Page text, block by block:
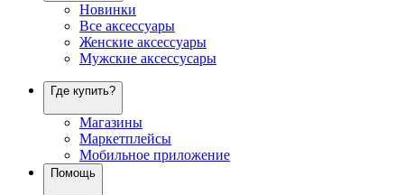
Новинки
Все аксессуары
Женские аксессуары
Мужские аксессусары
Где купить?
Магазины
Маркетплейсы
Мобильное приложение
Помощь